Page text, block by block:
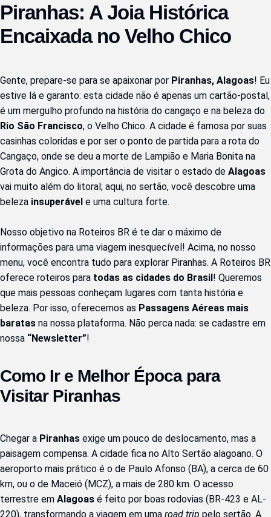
Piranhas: A Joia Histórica
Encaixada no Velho Chico
Gente, prepare-se para se apaixonar por Piranhas, Alagoas! Eu
estive lá e garanto: esta cidade não é apenas um cartão-postal,
Rio São Francisco, o Velho Chico. A cidade é famosa por suas
casinhas coloridas e por ser o ponto de partida para a rota do
Cangaço, onde se deu a morte de Lampião e Maria Bonita na
Grota do Angico. A importância de visitar o estado de Alagoas
vai muito além do litoral; aqui, no sertão, você descobre uma
beleza insuperável e uma cultura forte.
Nosso objetivo na Roteiros BR é te dar o máximo de
informações para uma viagem inesquecível! Acima, no nosso
menu, você encontra tudo para explorar Piranhas. A Roteiros BR
oferece roteiros para todas as cidades do Brasil! Queremos
que mais pessoas conheçam lugares com tanta história e
beleza. Por isso, oferecemos as Passagens Aéreas mais
baratas na nossa plataforma. Não perca nada: se cadastre em
nossa “Newsletter”!
Como Ir e Melhor Época para
Visitar Piranhas
Chegar a Piranhas exige um pouco de deslocamento, mas a
paisagem compensa. A cidade fica no Alto Sertão alagoano. O
aeroporto mais prático é o de Paulo Afonso (BA), a cerca de 60
km, ou o de Maceió (MCZ), a mais de 280 km. O acesso
terrestre em Alagoas é feito por boas rodovias (BR-423 e AL-
220), transformando a viagem em uma road trip